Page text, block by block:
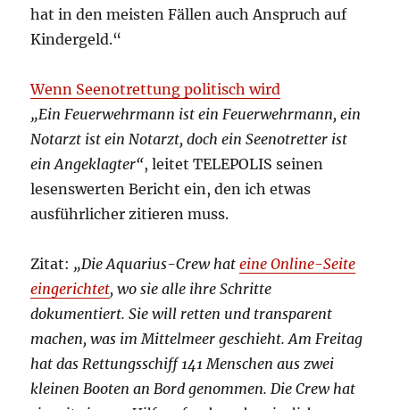
hat in den meisten Fällen auch Anspruch auf
Kindergeld.“
Wenn Seenotrettung politisch wird
„Ein Feuerwehrmann ist ein Feuerwehrmann, ein
Notarzt ist ein Notarzt, doch ein Seenotretter ist
ein Angeklagter“, leitet TELEPOLIS seinen
lesenswerten Bericht ein, den ich etwas
ausführlicher zitieren muss.
Zitat: „Die Aquarius-Crew hateine Online-Seite
eingerichtet, wo sie alle ihre Schritte
dokumentiert. Sie will retten und transparent
machen, was im Mittelmeer geschieht. Am Freitag
hat das Rettungsschiff 141 Menschen aus zwei
kleinen Booten an Bord genommen. Die Crew hat